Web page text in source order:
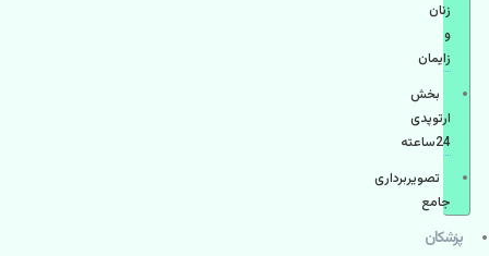
زنان
و
زایمان
بخش
ارتوپدی
24ساعته
تصویربرداری
جامع
پزشكان